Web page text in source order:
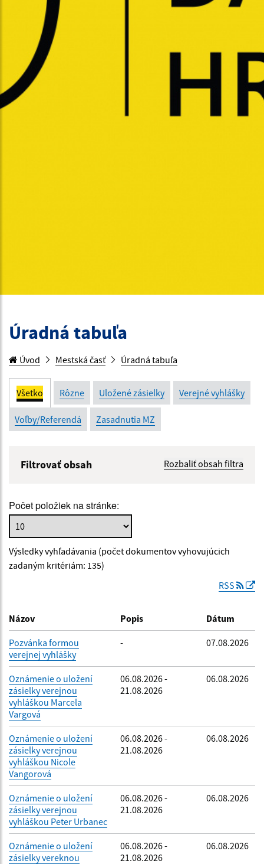
Úradná tabuľa
Úvod Mestská časť Úradná tabuľa
Všetko Rôzne Uložené zásielky Verejné vyhlášky
Voľby/Referendá Zasadnutia MZ
Filtrovať obsah Rozbaliť obsah filtra
Popis:
Dátum zverejnenia od:
Filtrovať
Počet položiek na stránke:
Výsledky vyhľadávania (počet dokumentov vyhovujúcich
zadaným kritériám: 135)
RSS
Názov Popis Dátum
Pozvánka formou
verejnej vyhlášky
- 07.08.2026
Oznámenie o uložení
zásielky verejnou
vyhláškou Marcela
Vargová
06.08.2026 -
21.08.2026
06.08.2026
Oznámenie o uložení
zásielky verejnou
vyhláškou Nicole
Vangorová
06.08.2026 -
21.08.2026
06.08.2026
Oznámenie o uložení
zásielky verejnou
vyhláškou Peter Urbanec
06.08.2026 -
21.08.2026
06.08.2026
Oznámenie o uložení
zásielky vereknou
06.08.2026 -
21.08.2026
06.08.2026